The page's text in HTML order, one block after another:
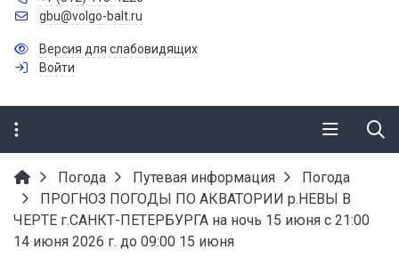
gbu@volgo-balt.ru
Версия для слабовидящих
Войти
Погода Путевая информация
Погода
ПРОГНОЗ ПОГОДЫ ПО АКВАТОРИИ р.НЕВЫ В
ЧЕРТЕ г.САНКТ-ПЕТЕРБУРГА на ночь 15 июня с 21:00
14 июня 2026 г. до 09:00 15 июня